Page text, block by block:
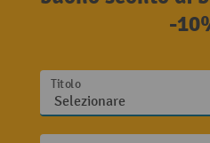
-
Titolo